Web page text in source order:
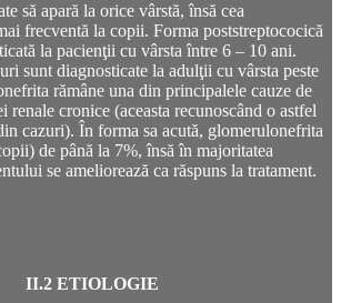
să apară la orice vârstă, însă cea
frecventă la copii. Forma poststreptococică
la pacienţii cu vârsta între 6 – 10 ani.
sunt diagnosticate la adulţii cu vârsta peste
rămâne una din principalele cauze de
renale cronice (aceasta recunoscând o astfel
cazuri). În forma sa acută, glomerulonefrita
de până la 7%, însă în majoritatea
se ameliorează ca răspuns la tratament.
II.2 ETIOLOGIE